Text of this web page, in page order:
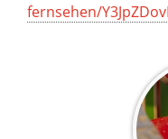
fernsehen/